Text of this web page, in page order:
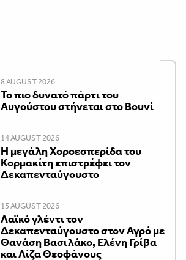
8 AUGUST 2026
Το πιο δυνατό πάρτι του
Αυγούστου στήνεται στο Βουνί
14 AUGUST 2026
Η μεγάλη Χοροεσπερίδα του
Κορμακίτη επιστρέφει τον
Δεκαπενταύγουστο
15 AUGUST 2026
Λαϊκό γλέντι τον
Δεκαπενταύγουστο στον Αγρό με
Θανάση Βασιλάκο, Ελένη Γρίβα
και Λίζα Θεοφάνους